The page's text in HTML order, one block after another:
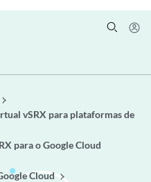
vSRX para plataformas de
para o Google Cloud
Cloud